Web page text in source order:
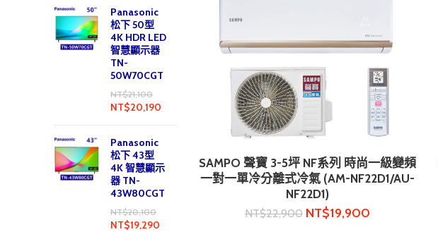
Panasonic
松下 50型
4K HDR LED
智慧顯示器
TN-
50W70CGT
NT$21,100
NT$20,190
Panasonic
松下 43型
4K 智慧顯示
器 TN-
43W80CGT
NT$20,100
NT$19,290
加入購物車
SAMPO 聲寶 3-5坪 NF系列 時尚一級變頻
一對一單冷分離式冷氣 (AM-NF22D1/AU-
NF22D1)
NT$22,900 NT$19,900